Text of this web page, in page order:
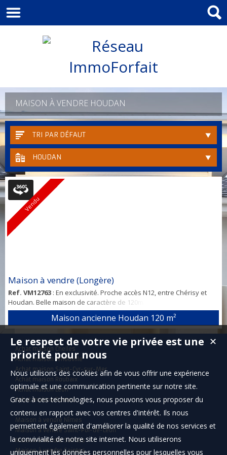
MAISON À VENDRE HOUDAN
TRI PAR DÉFAUT
HOUDAN
Vendu
Maison à vendre (Longère)
Ref. VM12763 : En exclusivité. Proche accès N12, entre Chérisy et
Houdan. Belle maison de caractère de 120m2 comprenant: séjour,
salon avec cheminée insert, cuisine aménagée et équipée, salle de
bains avec douche, wc. A l' étage : 2 chambres, un bureau pouvant
servir de 3ème chambre, wc avec lave mains. Garage.
Dépendances : 1 pièce carrelée et 2 ateliers. L'ensemble sur un
terrain d'environ 392 m2. C...
Maison ancienne Houdan 120 m²
Achat maison Chelles
Achat maison Arnouville
Achat maison Saint-Cyr-sur-Mer
Achat maison Roubaix
Achat maison Léon
Achat maison Santec
Maison à vendre Nîmes
Maison à vendre Saint-Pol-de-Léon
Maison à vendre Saintes
Maison à vendre Saintes
✕
Le respect de votre vie privée est une
priorité pour nous
Nous utilisons des cookies afin de vous offrir une expérience
optimale et une communication pertinente sur notre site.
Grace à ces technologies, nous pouvons vous proposer du
contenu en rapport avec vos centres d'intérêt. Ils nous
permettent également d'améliorer la qualité de nos services et
la convivialité de notre site internet. Nous utiliserons
uniquement les données personnelles pour lesquelles vous